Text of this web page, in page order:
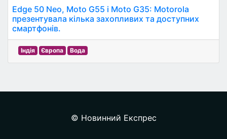
Edge 50 Neo, Moto G55 і Moto G35: Motorola
презентувала кілька захопливих та доступних
смартфонів.
Індія Європа Вода
© Новинний Експрес